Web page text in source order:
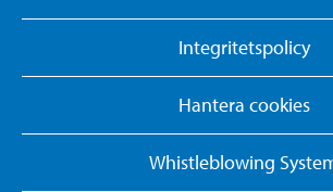
Integritetspolicy
Hantera cookies
Whistleblowing